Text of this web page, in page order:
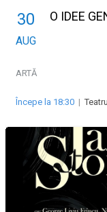
30
AUG
O IDEE
ARTĂ
Începe la 18:30 |